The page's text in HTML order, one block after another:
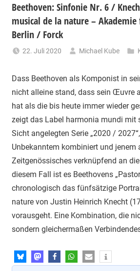
Beethoven: Sinfonie Nr. 6 /
musical de la nature –
Berlin / Forck
22. Juli 2020 Michael Kube
Dass Beethoven als Komponist in
nicht alleine stand, dass sein Œuvre
hat als die bis heute immer wieder
zeigt das Label harmonia mundi mit
Sicht angelegten Serie „2020 /
Unbekanntem kombiniert und jenem
Zeitgenössisches verknüpfend an
diesem Fall ist es Beethovens
chronologisch das fünfsätzige
nature von Justin Heinrich Knecht
vorausgeht. Eine Kombination, die
sondern gleichermaßen